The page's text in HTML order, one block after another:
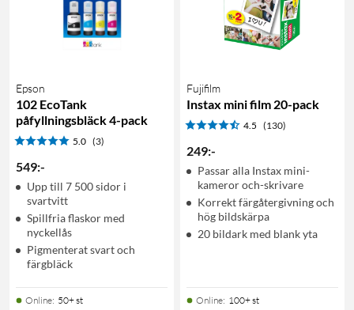
Epson
102 EcoTank
påfyllningsbläck 4-pack
5.0 (3)
549:-
Upp till 7 500 sidor i
svartvitt
Spillfria flaskor med
nyckellås
Pigmenterat svart och
färgbläck
Online: 50+ st
Fujifilm
Instax mini film 20-pack
4.5 (130)
249:-
Passar alla Instax mini-
kameror och-skrivare
Korrekt färgåtergivning och
hög bildskärpa
20 bildark med blank yta
Online: 100+ st